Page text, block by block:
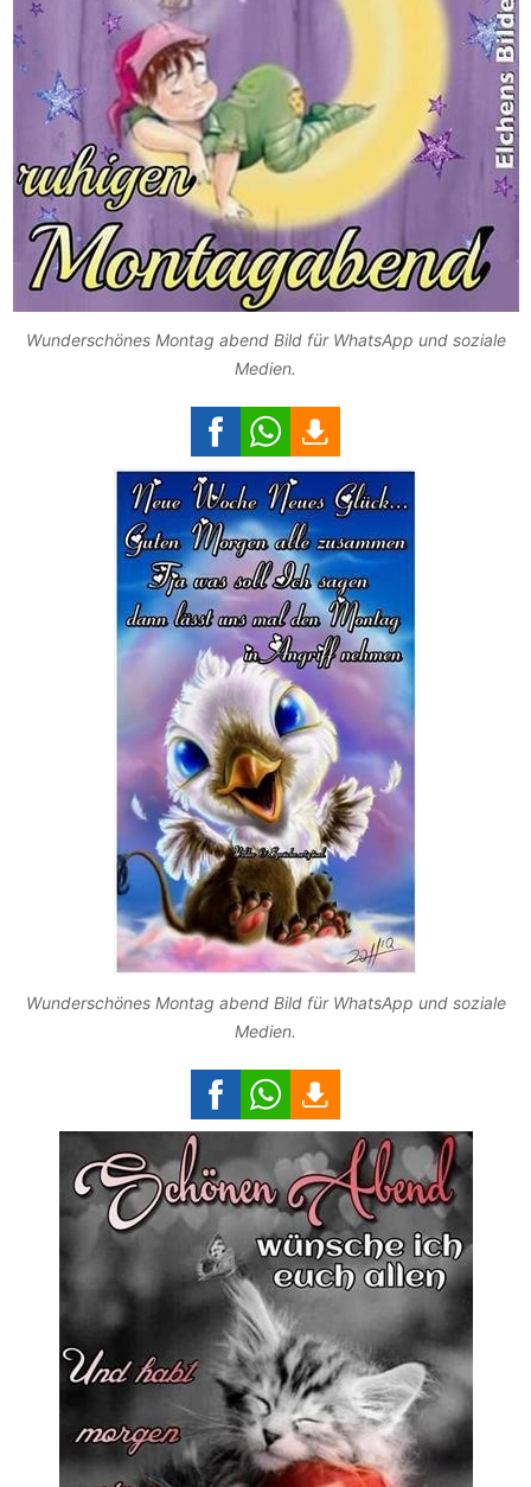
Wunderschönes Montag abend Bild für WhatsApp und soziale
Medien.
Wunderschönes Montag abend Bild für WhatsApp und soziale
Medien.